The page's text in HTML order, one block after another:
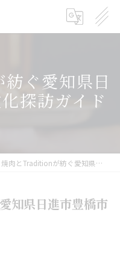
ぐ愛知県日
探訪ガイド
焼肉とTraditionが紡ぐ愛知県日進市豊橋市の食文化探訪ガイド
知県日進市豊橋市